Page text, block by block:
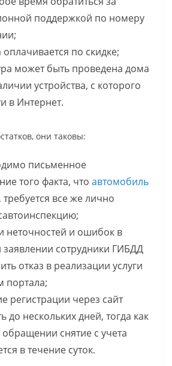
поддержкой по номеру
по скидке;
может быть проведена дома
устройства, с которого
в Интернет.
они таковы:
письменное
того факта, что автомобиль
, требуется все же лично
неточностей и ошибок в
сотрудники ГИБДД
отказ в реализации услуги
портала;
регистрации через сайт
до нескольких дней, тогда как
снятие с учета
в течение суток.